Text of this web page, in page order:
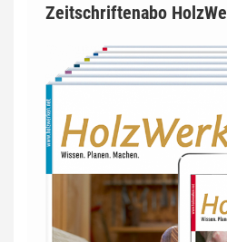
Zeitschriftenabo